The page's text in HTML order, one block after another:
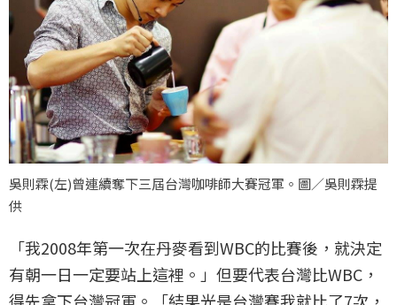
吳則霖(左)曾連續奪下三屆台灣咖啡師大賽冠軍。圖／吳則霖提
供
「我2008年第一次在丹麥看到WBC的比賽後，就決定
有朝一日一定要站上這裡。」但要代表台灣比WBC，
得先拿下台灣冠軍。「結果光是台灣賽我就比了7次，